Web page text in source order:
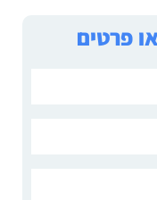
פרטים